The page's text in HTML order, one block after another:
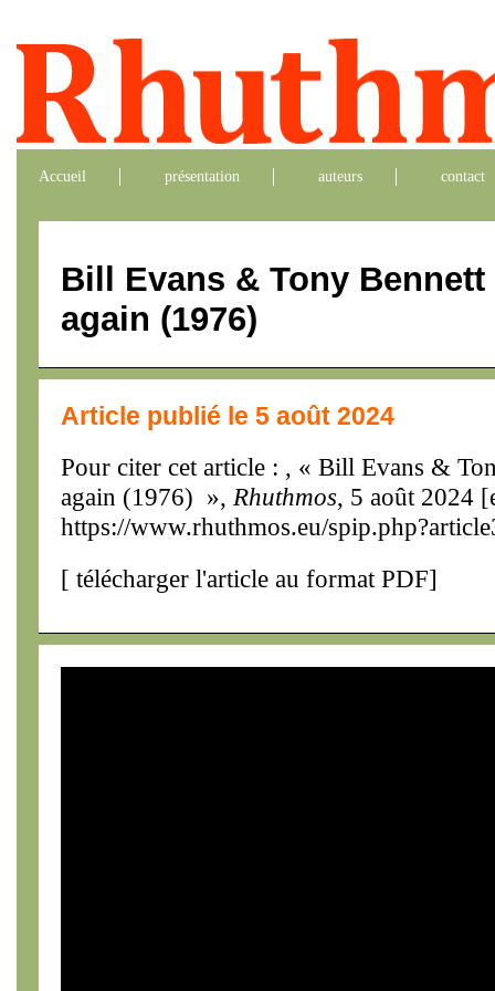
Accueil présentation auteurs contact
Bill Evans & Tony Bennett
again (1976)
Article publié le 5 août 2024
Pour citer cet article : , « Bill Evans &
again (1976) », Rhuthmos, 5 août 2024
https://www.rhuthmos.eu/
[ télécharger l'article au format PDF]